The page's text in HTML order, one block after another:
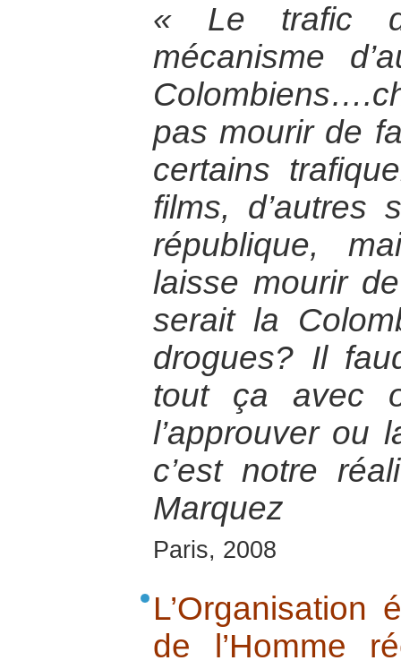
« Le trafic
mécanisme
pas mourir de
certains
films, d’autres
république,
laisse mourir
serait la
drogues? Il
tout ça avec
l’approuver ou
c’est notre
Marquez
Paris, 2008
L’Organisation
de l’Homme